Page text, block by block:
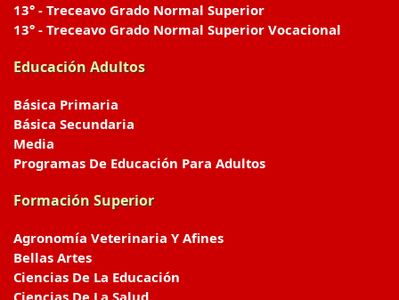
13° - Treceavo Grado Normal Superior
13° - Treceavo Grado Normal Superior Vocacional
Educación Adultos
Básica Primaria
Básica Secundaria
Media
Programas De Educación Para Adultos
Formación Superior
Agronomía Veterinaria Y Afines
Bellas Artes
Ciencias De La Educación
Ciencias De La Salud